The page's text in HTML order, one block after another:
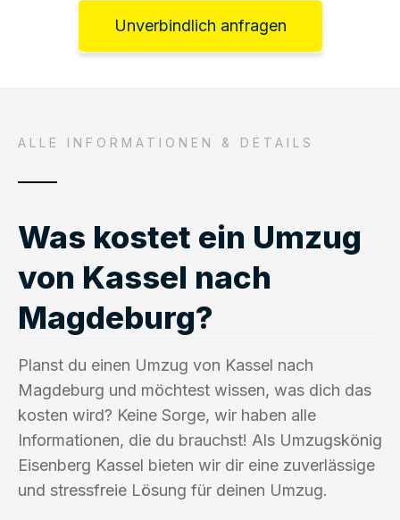
Unverbindlich anfragen
ALLE INFORMATIONEN & DETAILS
Was kostet ein Umzug
von Kassel nach
Magdeburg?
Planst du einen Umzug von Kassel nach
Magdeburg und möchtest wissen, was dich das
kosten wird? Keine Sorge, wir haben alle
Informationen, die du brauchst! Als Umzugskönig
Eisenberg Kassel bieten wir dir eine zuverlässige
und stressfreie Lösung für deinen Umzug.